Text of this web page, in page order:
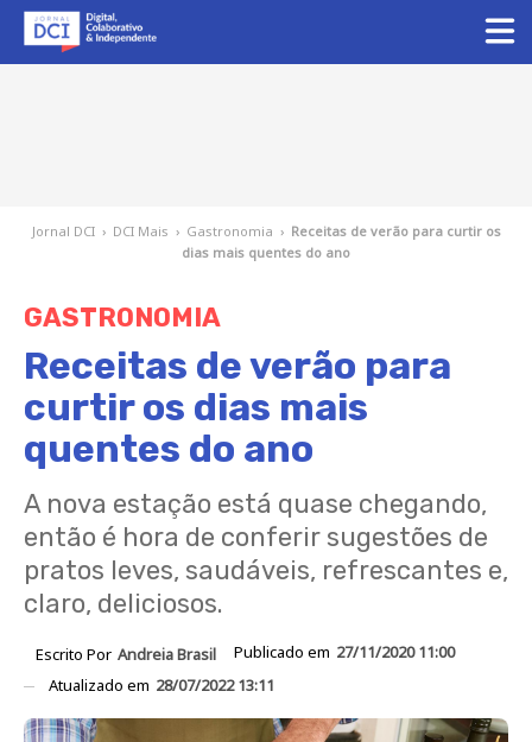
Jornal DCI › DCI Mais › Gastronomia › Receitas de verão para curtir os
dias mais quentes do ano
GASTRONOMIA
Receitas de verão para
curtir os dias mais
quentes do ano
A nova estação está quase chegando,
então é hora de conferir sugestões de
pratos leves, saudáveis, refrescantes e,
claro, deliciosos.
Escrito Por Andreia Brasil Publicado em 27/11/2020 11:00
Atualizado em 28/07/2022 13:11